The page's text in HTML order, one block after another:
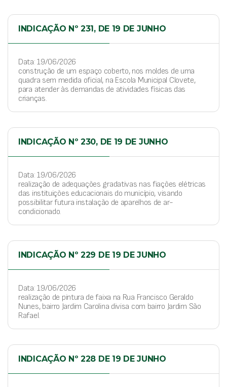
INDICAÇÃO Nº 231, DE 19 DE JUNHO
Data: 19/06/2026
construção de um espaço coberto, nos moldes de uma
quadra sem medida oficial, na Escola Municipal Clovete,
para atender às demandas de atividades físicas das
crianças.
INDICAÇÃO Nº 230, DE 19 DE JUNHO
Data: 19/06/2026
realização de adequações gradativas nas fiações elétricas
das instituições educacionais do município, visando
possibilitar futura instalação de aparelhos de ar-
condicionado.
INDICAÇÃO Nº 229 DE 19 DE JUNHO
Data: 19/06/2026
realização de pintura de faixa na Rua Francisco Geraldo
Nunes, bairro Jardim Carolina divisa com bairro Jardim São
Rafael.
INDICAÇÃO Nº 228 DE 19 DE JUNHO